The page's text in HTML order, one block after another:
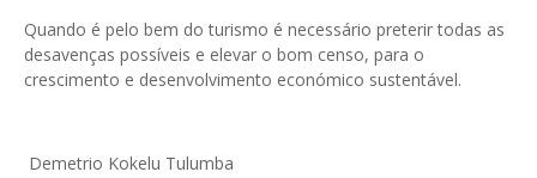
Quando é pelo bem do turismo é necessário preterir todas as
desavenças possíveis e elevar o bom censo, para o
crescimento e desenvolvimento económico sustentável.
Demetrio Kokelu Tulumba